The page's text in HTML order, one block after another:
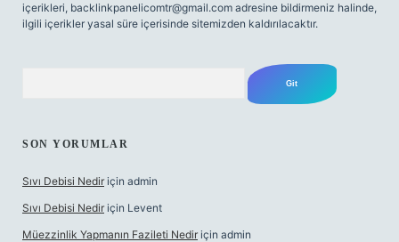
içerikleri, backlinkpanelicomtr@gmail.com adresine bildirmeniz halinde,
ilgili içerikler yasal süre içerisinde sitemizden kaldırılacaktır.
SON YORUMLAR
Sıvı Debisi Nedir için admin
Sıvı Debisi Nedir için Levent
Müezzinlik Yapmanın Fazileti Nedir için admin